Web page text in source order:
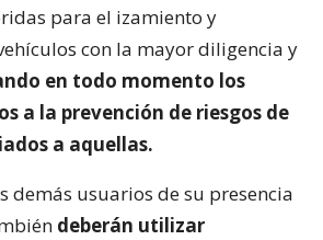
para el izamiento y
con la mayor diligencia y
en todo momento los
a la prevención de riesgos de
a aquellas.
demás usuarios de su presencia
deberán utilizar